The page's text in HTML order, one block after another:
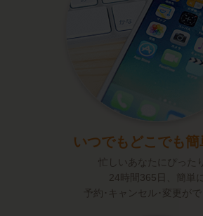
いつでもどこでも簡
忙しいあなたにぴった
24時間365日、簡単に
予約･キャンセル･変更がで